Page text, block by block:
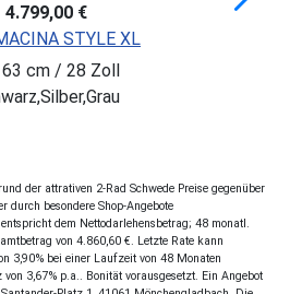
4.799,00 €
STYLE XL
63 cm / 28 Zoll
der attrativen 2-Rad Schwede Preise gegenüber
durch besondere Shop-Angebote
dem Nettodarlehensbetrag; 48 monatl.
von 4.860,60 €. Letzte Rate kann
3,90% bei einer Laufzeit von 48 Monaten
3,67% p.a.. Bonität vorausgesetzt. Ein Angebot